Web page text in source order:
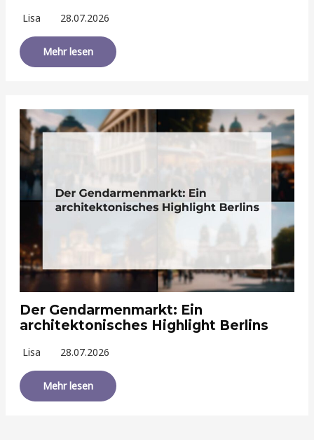
Lisa 28.07.2026
Mehr lesen
Der Gendarmenmarkt: Ein
architektonisches Highlight Berlins
Lisa 28.07.2026
Mehr lesen